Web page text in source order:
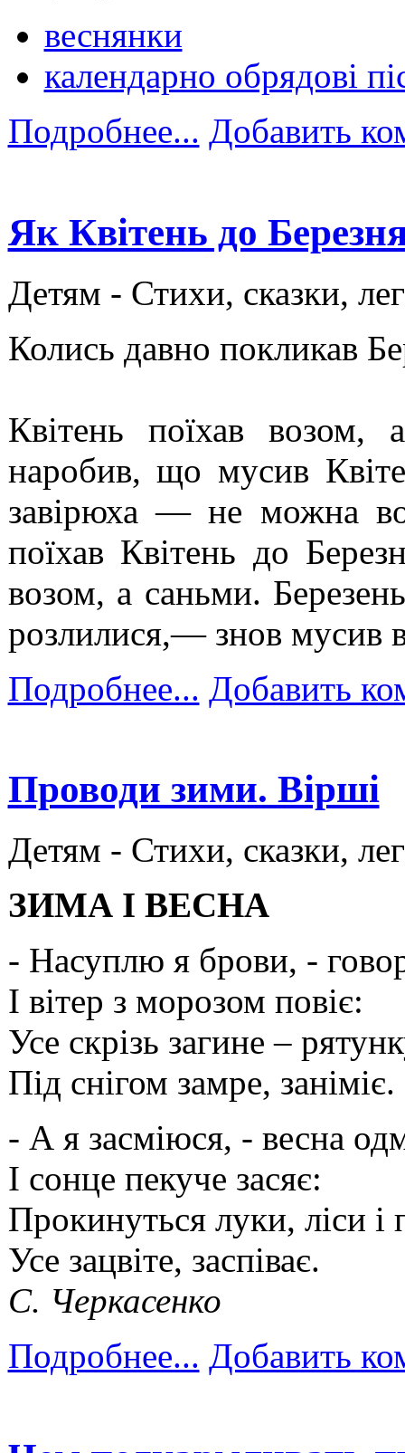
веснянки
календарно обрядові
Подробнее... Добавить
Як Квітень до Березня
Детям - Стихи, сказки,
Колись давно покликав
Квітень поїхав возом,
наробив, що мусив
завірюха — не можна
поїхав Квітень до
возом, а саньми.
розлилися,— знов мусив
Подробнее... Добавить
Проводи зими. Вірші
Детям - Стихи, сказки,
ЗИМА І ВЕСНА
- Насуплю я брови, -
І вітер з морозом повіє:
Усе скрізь загине –
Під снігом замре, заніміє.
- А я засміюся, - весна
І сонце пекуче засяє:
Прокинуться луки, ліси і
Усе зацвіте, заспіває.
С. Черкасенко
Подробнее... Добавить